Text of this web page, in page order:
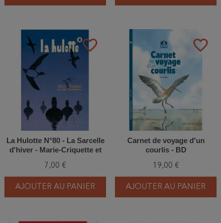
favorite_border
La Hulotte N°80 - La Sarcelle
d'hiver - Marie-Criquette et
7,00 €
AJOUTER AU PANIER
favorite_border
Carnet de voyage d'un
courlis - BD
19,00 €
AJOUTER AU PANIER